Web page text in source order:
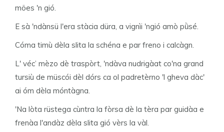
möes 'n gió.
E sà 'ndànsü l'era stàcia düra, a vignìi 'ngió amò pǜsé.
Cóma timù dèla slita la schéna e par freno i calcàgn.
L' véc’ mèzo dè traspòrt, 'ndàva nudrigàat co'na grand
tursiù de müscói dèl dórs ca ol padretèrno 'l gheva dàc'
ai óm dèla móntàgna.
'Na lòta rüstega cùntra la fòrsa dè la tèra par guidàa e
frenàa l'andàz dèla slita gió vèrs la vàl.